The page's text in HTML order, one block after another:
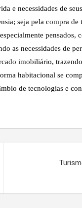
e necessidades de
seja pela compra de
pensados,
as necessidades de
imobiliário,
habitacional se
de tecnologias e